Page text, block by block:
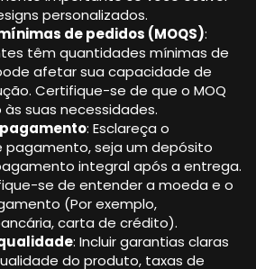
personalizados.
de pedidos (MOQS):
têm quantidades mínimas de
afetar sua capacidade de
Certifique-se de que o MOQ
suas necessidades.
: Esclareça o
pagamento, seja um depósito
integral após a entrega.
se de entender a moeda e o
(Por exemplo,
carta de crédito).
: Incluir garantias claras
do produto, taxas de